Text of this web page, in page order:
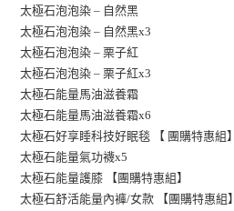
太極石泡泡染 – 自然黑
太極石泡泡染 – 自然黑x3
太極石泡泡染 –栗子紅
太極石泡泡染 – 栗子紅x3
太極石能量馬油滋養霜
太極石能量馬油滋養霜x6
太極石好享睡科技好眠毯 【 團購特惠組】
太極石能量氣功襪x5
太極石能量護膝 【團購特惠組】
太極石舒活能量內褲/女款 【團購特惠組】